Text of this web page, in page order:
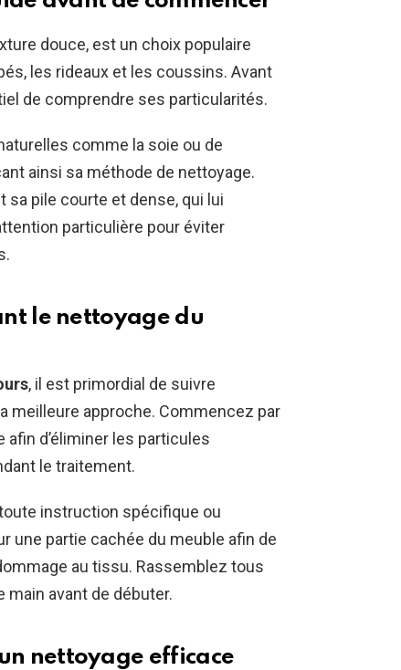
douce, est un choix populaire
les rideaux et les coussins. Avant
de comprendre ses particularités.
comme la soie ou de
ainsi sa méthode de nettoyage.
pile courte et dense, qui lui
particulière pour éviter
le nettoyage du
, il est primordial de suivre
meilleure approche. Commencez par
d’éliminer les particules
le traitement.
instruction spécifique ou
une partie cachée du meuble afin de
au tissu. Rassemblez tous
avant de débuter.
nettoyage efficace